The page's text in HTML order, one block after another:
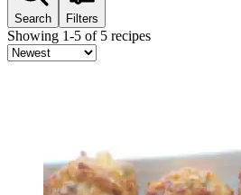
Search Filters
Showing 1-5 of 5 recipes